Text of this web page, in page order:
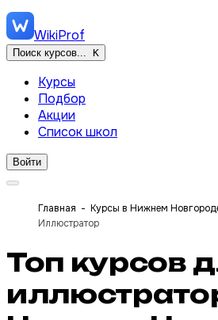
WikiProf
Поиск курсов... K
Курсы
Подбор
Акции
Список школ
Войти
Главная Курсы в Нижнем
Иллюстратор
Топ курсов